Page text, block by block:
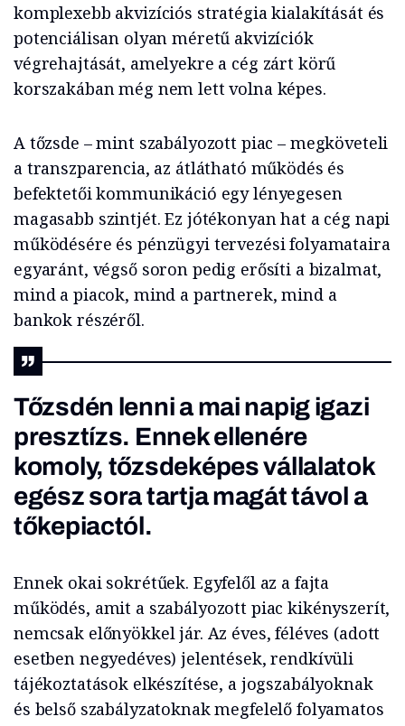
komplexebb akvizíciós stratégia kialakítását és
potenciálisan olyan méretű akvizíciók
végrehajtását, amelyekre a cég zárt körű
korszakában még nem lett volna képes.
A tőzsde – mint szabályozott piac – megköveteli
a transzparencia, az átlátható működés és
befektetői kommunikáció egy lényegesen
magasabb szintjét. Ez jótékonyan hat a cég napi
működésére és pénzügyi tervezési folyamataira
egyaránt, végső soron pedig erősíti a bizalmat,
mind a piacok, mind a partnerek, mind a
bankok részéről.
Tőzsdén lenni a mai napig igazi
presztízs. Ennek ellenére
komoly, tőzsdeképes vállalatok
egész sora tartja magát távol a
tőkepiactól.
Ennek okai sokrétűek. Egyfelől az a fajta
működés, amit a szabályozott piac kikényszerít,
nemcsak előnyökkel jár. Az éves, féléves (adott
esetben negyedéves) jelentések, rendkívüli
tájékoztatások elkészítése, a jogszabályoknak
és belső szabályzatoknak megfelelő folyamatos